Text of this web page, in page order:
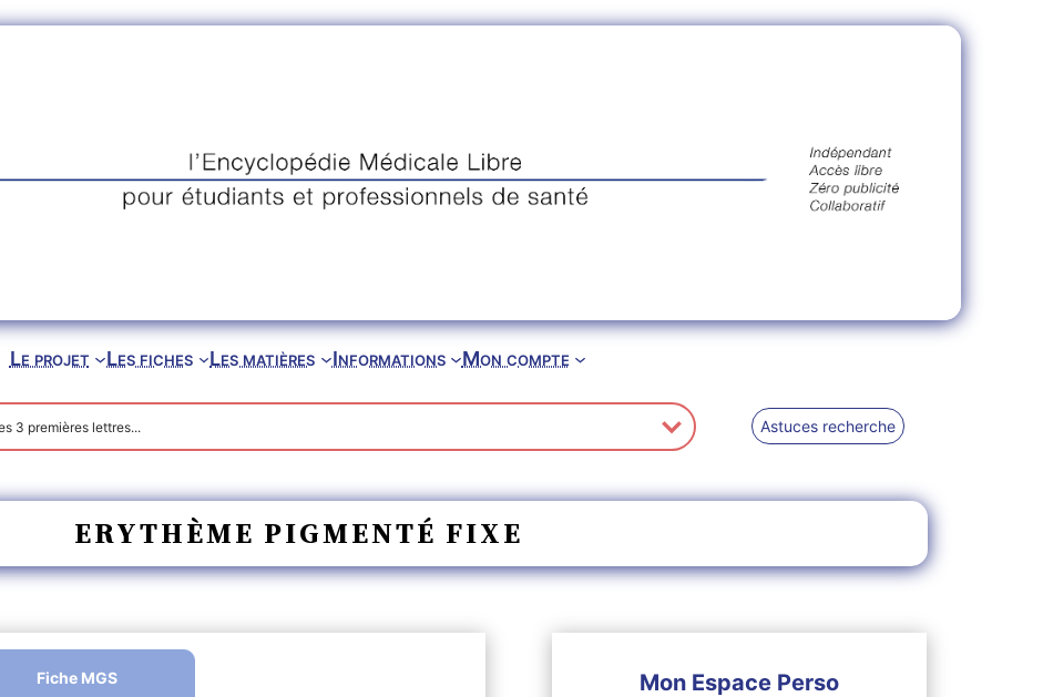
Le projet Les fiches Les matières Informations Mon compte
Astuces recherche
ERYTHÈME PIGMENTÉ FIXE
Fiche MGS Mon Espace Perso